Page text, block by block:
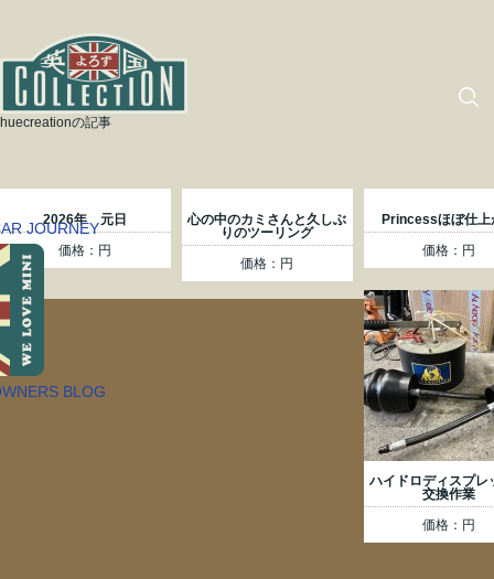
huecreationの記事
2026年 元日
価格：円
心の中のカミさんと久しぶ
りのツーリング
価格：円
Princessほぼ仕上
価格：円
ハイドロディスプレ
交換作業
価格：円